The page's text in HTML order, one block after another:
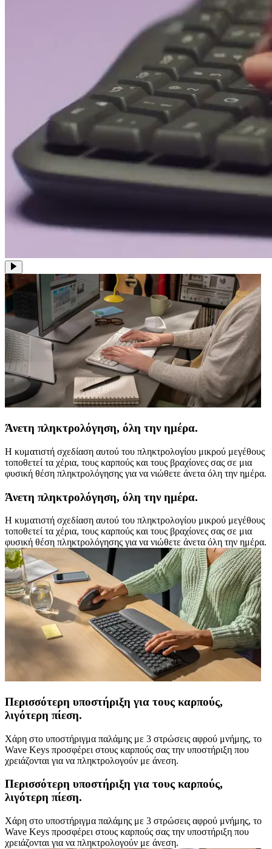
Άνετη πληκτρολόγηση, όλη την ημέρα.
Η κυματιστή σχεδίαση αυτού του πληκτρολογίου μικρού μεγέθους
τοποθετεί τα χέρια, τους καρπούς και τους βραχίονες σας σε μια
φυσική θέση πληκτρολόγησης για να νιώθετε άνετα όλη την ημέρα.
Άνετη πληκτρολόγηση, όλη την ημέρα.
Η κυματιστή σχεδίαση αυτού του πληκτρολογίου μικρού μεγέθους
τοποθετεί τα χέρια, τους καρπούς και τους βραχίονες σας σε μια
φυσική θέση πληκτρολόγησης για να νιώθετε άνετα όλη την ημέρα.
Περισσότερη υποστήριξη για τους καρπούς,
λιγότερη πίεση.
Χάρη στο υποστήριγμα παλάμης με 3 στρώσεις αφρού μνήμης, το
Wave Keys προσφέρει στους καρπούς σας την υποστήριξη που
χρειάζονται για να πληκτρολογούν με άνεση.
Περισσότερη υποστήριξη για τους καρπούς,
λιγότερη πίεση.
Χάρη στο υποστήριγμα παλάμης με 3 στρώσεις αφρού μνήμης, το
Wave Keys προσφέρει στους καρπούς σας την υποστήριξη που
χρειάζονται για να πληκτρολογούν με άνεση.